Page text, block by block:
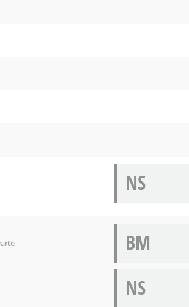
NS
BM
NS